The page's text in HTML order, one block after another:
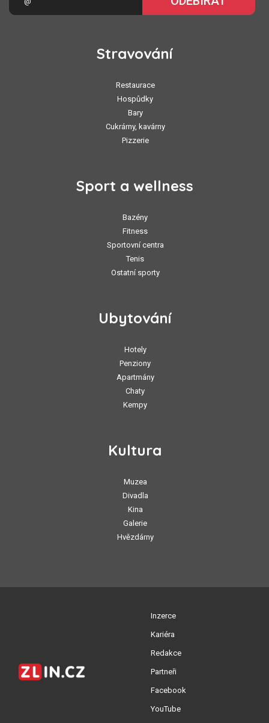
Stravování
Restaurace
Hospůdky
Bary
Cukrárny, kavárny
Pizzerie
Sport a wellness
Bazény
Fitness
Sportovní centra
Tenis
Ostatní sporty
Ubytování
Hotely
Penziony
Apartmány
Chaty
Kempy
Kultura
Muzea
Divadla
Kina
Galerie
Hvězdárny
Inzerce
Kariéra
Redakce
Partneři
Facebook
YouTube